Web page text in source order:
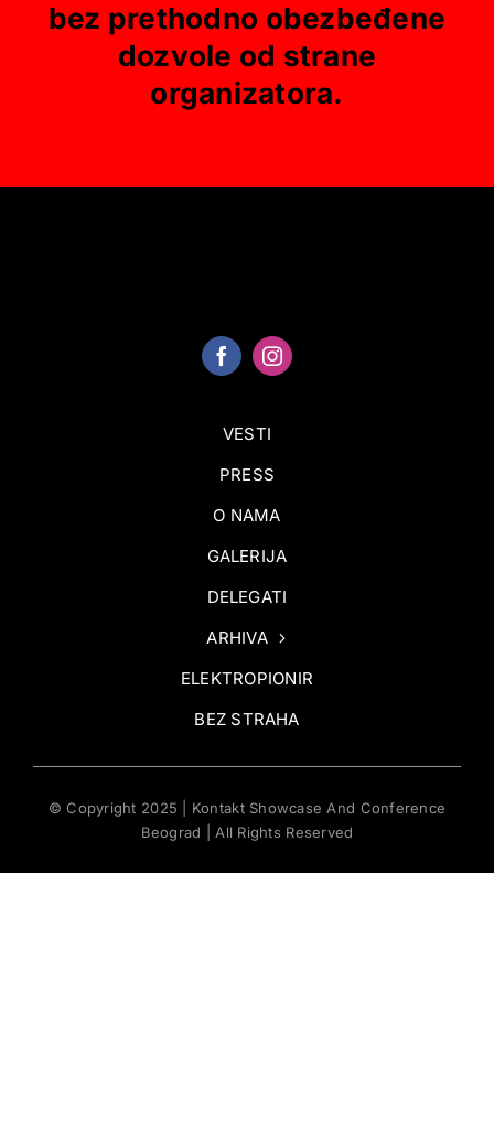
bez prethodno obezbeđene
dozvole od strane
organizatora.
VESTI
PRESS
O NAMA
GALERIJA
DELEGATI
ARHIVA
ELEKTROPIONIR
BEZ STRAHA
© Copyright 2025 | Kontakt Showcase And Conference
Beograd | All Rights Reserved